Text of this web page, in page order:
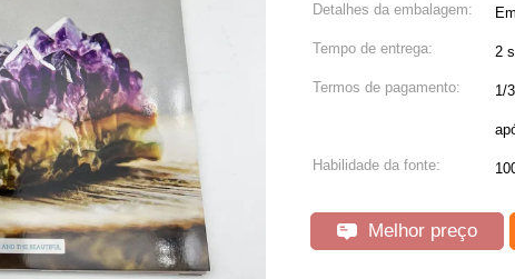
Detalhes da embalagem:
Tempo de entrega: 2
Termos de pagamento: 1/
Habilidade da fonte:
Melhor preço